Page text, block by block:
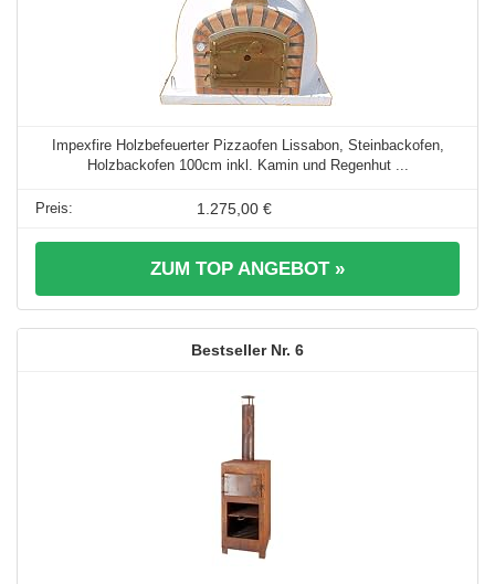
Impexfire Holzbefeuerter Pizzaofen Lissabon, Steinbackofen,
Holzbackofen 100cm inkl. Kamin und Regenhut ...
1.275,00 €
ZUM TOP ANGEBOT »
6